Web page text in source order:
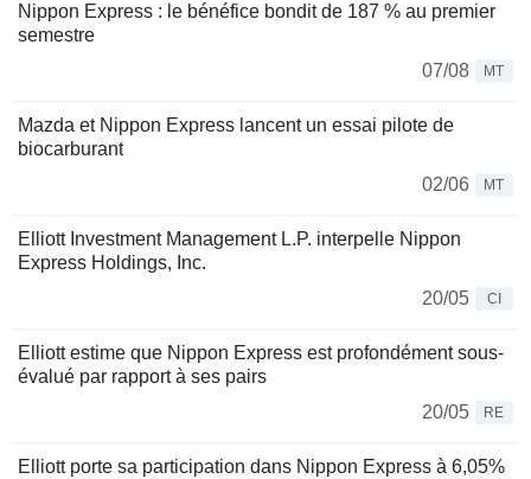
Nippon Express : le bénéfice bondit de 187 % au premier
semestre
07/08
MT
Mazda et Nippon Express lancent un essai pilote de
biocarburant
02/06
MT
Elliott Investment Management L.P. interpelle Nippon
Express Holdings, Inc.
20/05
CI
Elliott estime que Nippon Express est profondément sous-
évalué par rapport à ses pairs
20/05
RE
Elliott porte sa participation dans Nippon Express à 6,05%